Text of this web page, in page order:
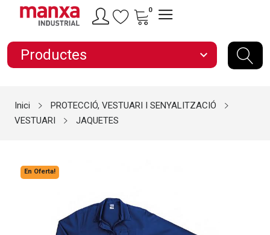
0
Productes expand_more
Inici
PROTECCIÓ, VESTUARI I SENYALITZACIÓ
VESTUARI
JAQUETES
En Oferta!